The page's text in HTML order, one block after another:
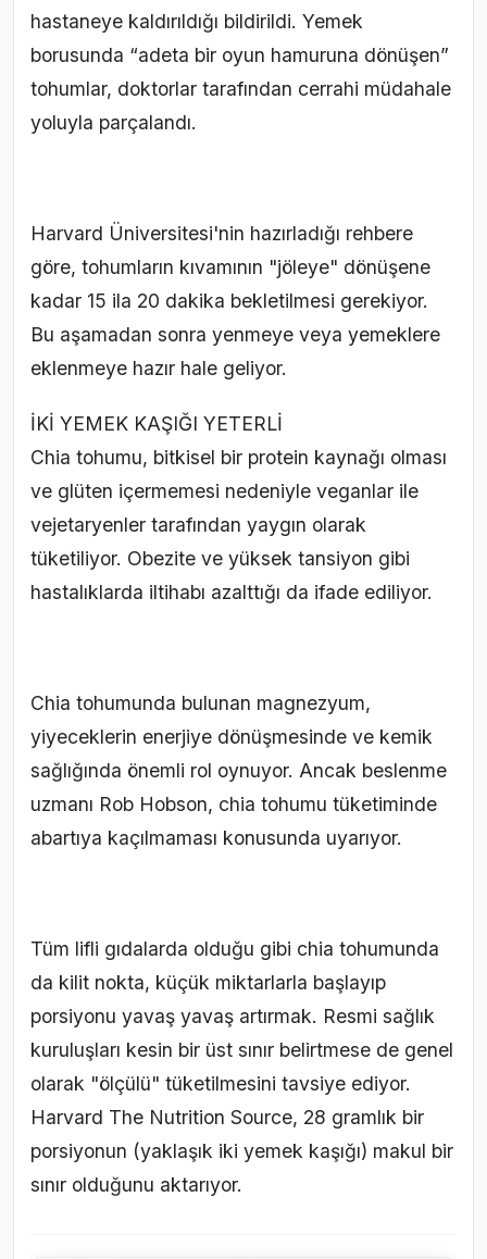
hastaneye kaldırıldığı bildirildi. Yemek
borusunda “adeta bir oyun hamuruna dönüşen”
tohumlar, doktorlar tarafından cerrahi müdahale
yoluyla parçalandı.
Harvard Üniversitesi'nin hazırladığı rehbere
göre, tohumların kıvamının "jöleye" dönüşene
kadar 15 ila 20 dakika bekletilmesi gerekiyor.
Bu aşamadan sonra yenmeye veya yemeklere
eklenmeye hazır hale geliyor.
İKİ YEMEK KAŞIĞI YETERLİ
Chia tohumu, bitkisel bir protein kaynağı olması
ve glüten içermemesi nedeniyle veganlar ile
vejetaryenler tarafından yaygın olarak
tüketiliyor. Obezite ve yüksek tansiyon gibi
hastalıklarda iltihabı azalttığı da ifade ediliyor.
Chia tohumunda bulunan magnezyum,
yiyeceklerin enerjiye dönüşmesinde ve kemik
sağlığında önemli rol oynuyor. Ancak beslenme
uzmanı Rob Hobson, chia tohumu tüketiminde
abartıya kaçılmaması konusunda uyarıyor.
Tüm lifli gıdalarda olduğu gibi chia tohumunda
da kilit nokta, küçük miktarlarla başlayıp
porsiyonu yavaş yavaş artırmak. Resmi sağlık
kuruluşları kesin bir üst sınır belirtmese de genel
olarak "ölçülü" tüketilmesini tavsiye ediyor.
Harvard The Nutrition Source, 28 gramlık bir
porsiyonun (yaklaşık iki yemek kaşığı) makul bir
sınır olduğunu aktarıyor.